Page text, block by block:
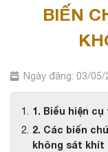
BIẾN
Ngày đăng: 03/05/
1. Biểu hiện
2. Các biến
không sát